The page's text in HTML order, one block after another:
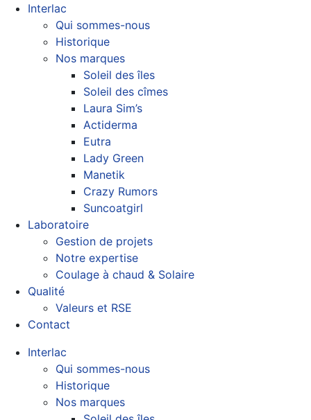
Interlac
Qui sommes-nous
Historique
Nos marques
Soleil des îles
Soleil des cîmes
Laura Sim’s
Actiderma
Eutra
Lady Green
Manetik
Crazy Rumors
Suncoatgirl
Laboratoire
Gestion de projets
Notre expertise
Coulage à chaud & Solaire
Qualité
Valeurs et RSE
Contact
Interlac
Qui sommes-nous
Historique
Nos marques